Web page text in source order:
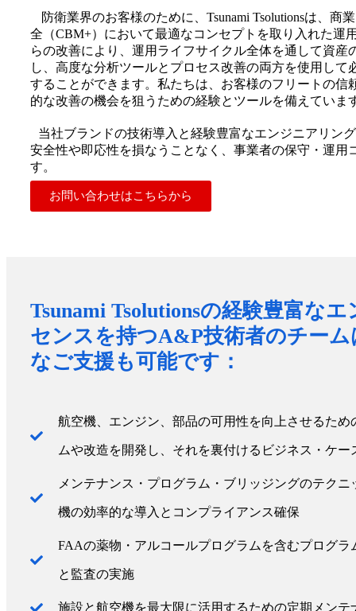
防衛業界のお客様のために、Tsunami Tsolutionsは、商
全（CBM+）において最適なコンセプトを取り入れた運
らの改善により、運用ライフサイクル全体を通して資産
し、高度な分析ツールとプロセス改善の両方を使用して
することができます。私たちは、お客様のフリートの信
的な改善の機会を狙うための経験とツールを備えていま
当社ブランドの技術導入と経験豊富なエンジニアリン
安全性や即応性を損なうことなく、事業者の保守・運用
す。
お問い合わせはこちらから
Tsunami Tsolutionsの経験豊富な
センスを持つA&P技術者のチー
なご支援も可能です：
航空機、エンジン、部品の可用性を向上させるた
ムや改造を開発し、それを裏付けるビジネス・ケー
メンテナンス・プログラム・ブリッジングのテク
機の効率的な導入とコンプライアンス確保
FAAの薬物・アルコールプログラムを含むプログラ
と監査の実施
施設と航空機を最大限に活用するための定期メンテ